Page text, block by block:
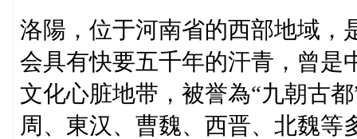
洛陽，位于河南省的西部地域，
会具有快要五千年的汗青，曾是
文化心脏地带，被誉為“九朝古
周、東汉、曹魏、西晋、北魏等